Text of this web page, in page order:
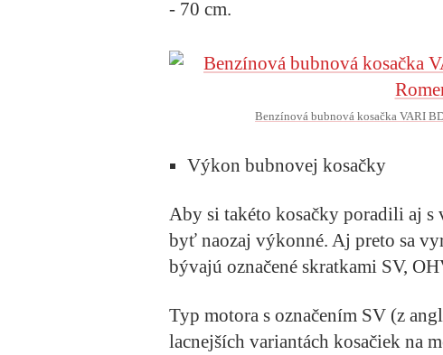
- 70 cm.
Benzínová bubnová kosačka VARI
Výkon bubnovej kosačky
Aby si takéto kosačky poradili aj s
byť naozaj výkonné. Aj preto sa
bývajú označené skratkami SV,
Typ motora s označením SV (z
lacnejších variantách kosačiek na